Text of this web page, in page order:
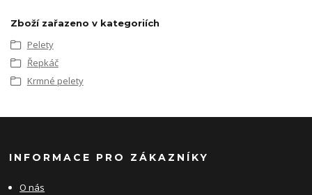
Zboží zařazeno v kategoriích
Pelety
Řepkáč
Krmné pelety
INFORMACE PRO ZÁKAZNÍKY
O nás